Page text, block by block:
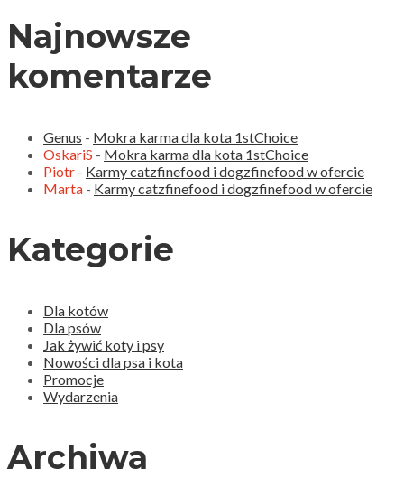
Najnowsze
komentarze
Genus - Mokra karma dla kota 1stChoice
OskariS - Mokra karma dla kota 1stChoice
Piotr - Karmy catzfinefood i dogzfinefood w ofercie
Marta - Karmy catzfinefood i dogzfinefood w ofercie
Kategorie
Dla kotów
Dla psów
Jak żywić koty i psy
Nowości dla psa i kota
Promocje
Wydarzenia
Archiwa